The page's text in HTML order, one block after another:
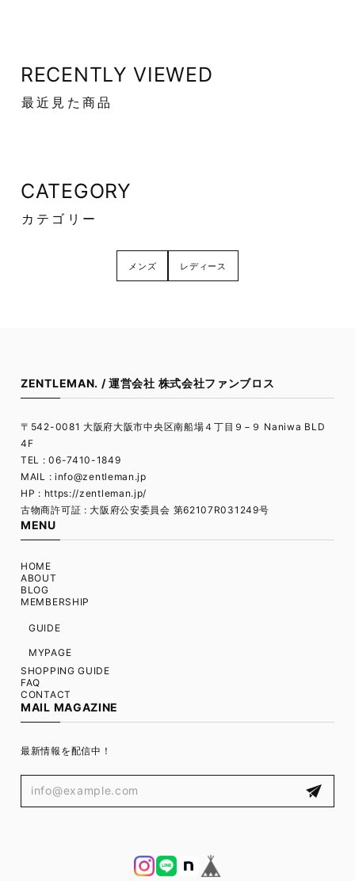
RECENTLY VIEWED
最近見た商品
CATEGORY
カテゴリー
メンズ レディース
ZENTLEMAN. / 運営会社 株式会社ファンブロス
〒542-0081 大阪府大阪市中央区南船場４丁目９−９ Naniwa BLD
4F
TEL : 06-7410-1849
MAIL : info@zentleman.jp
HP : https://zentleman.jp/
古物商許可証 : 大阪府公安委員会 第62107R031249号
MENU
HOME
ABOUT
BLOG
MEMBERSHIP
GUIDE
MYPAGE
SHOPPING GUIDE
FAQ
CONTACT
MAIL MAGAZINE
最新情報を配信中！